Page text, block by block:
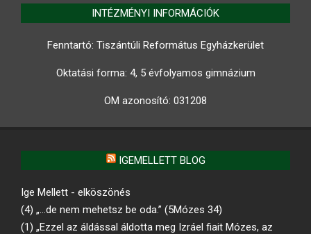
INTÉZMÉNYI INFORMÁCIÓK
Fenntartó: Tiszántúli Református Egyházkerület
Oktatási forma: 4, 5 évfolyamos gimnázium
OM azonosító: 031208
IGEMELLETT BLOG
Ige Mellett - elköszönés
(4) „…de nem mehetsz be oda.” (5Mózes 34)
(1) „Ezzel az áldással áldotta meg Izráel fiait Mózes, az